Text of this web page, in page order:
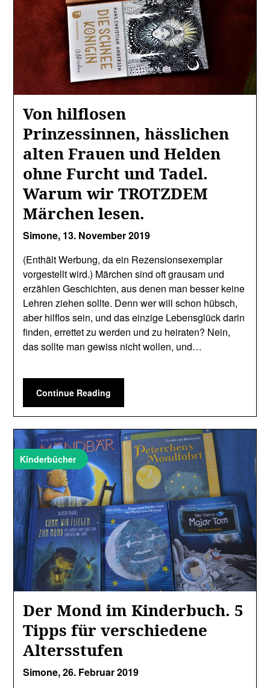
Von hilflosen
Prinzessinnen, hässlichen
alten Frauen und Helden
ohne Furcht und Tadel.
Warum wir TROTZDEM
Märchen lesen.
Simone, 13. November 2019
(Enthält Werbung, da ein Rezensionsexemplar
vorgestellt wird.) Märchen sind oft grausam und
erzählen Geschichten, aus denen man besser keine
Lehren ziehen sollte. Denn wer will schon hübsch,
aber hilflos sein, und das einzige Lebensglück darin
finden, errettet zu werden und zu heiraten? Nein,
das sollte man gewiss nicht wollen, und…
Continue Reading
Kinderbücher
Der Mond im Kinderbuch. 5
Tipps für verschiedene
Altersstufen
Simone,26. Februar 2019